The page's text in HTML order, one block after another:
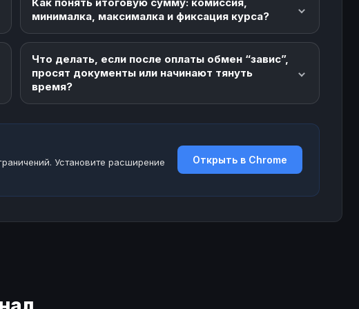
минималка, максималка и фиксация курса?
Что делать, если после оплаты обмен “завис”,
просят документы или начинают тянуть
время?
Установите расширение
Открыть в Chrome